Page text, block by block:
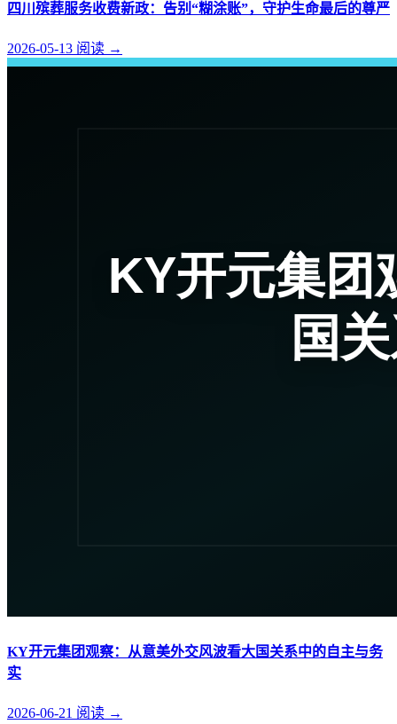
四川殡葬服务收费新政：告别“糊涂账”，守护生命最后的尊严
2026-05-13 阅读 →
KY开元集团观察：从意美外交风波看大国关系中的自主与务
实
2026-06-21 阅读 →